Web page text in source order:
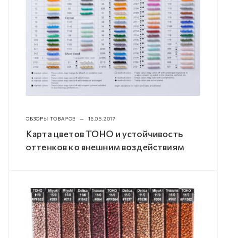
ОБЗОРЫ ТОВАРОВ — 16.05.2017
Карта цветов TOHO и устойчивость
оттенков ко внешним воздействиям